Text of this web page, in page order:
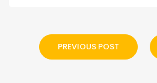
PREVIOUS POST